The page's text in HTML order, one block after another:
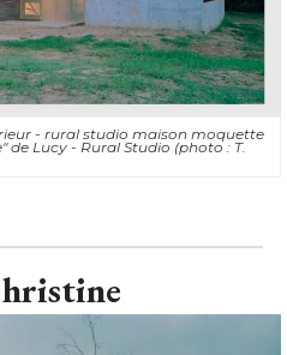
- rural studio maison moquette
Lucy - Rural Studio (photo : T.